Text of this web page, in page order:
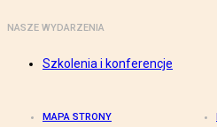
NASZE WYDARZENIA
Szkolenia i konferencje
MAPA STRONY